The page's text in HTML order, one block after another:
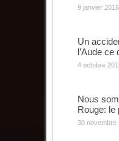
9 janvier 2016
Un
l’Aude ce
4 octobre
Nous
Rouge:
30 novembre